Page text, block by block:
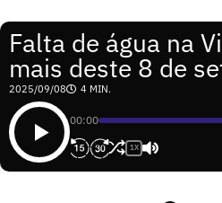
Falta de água na
mais deste 8 de
2025/09/08 4 MIN.
00:00
1X